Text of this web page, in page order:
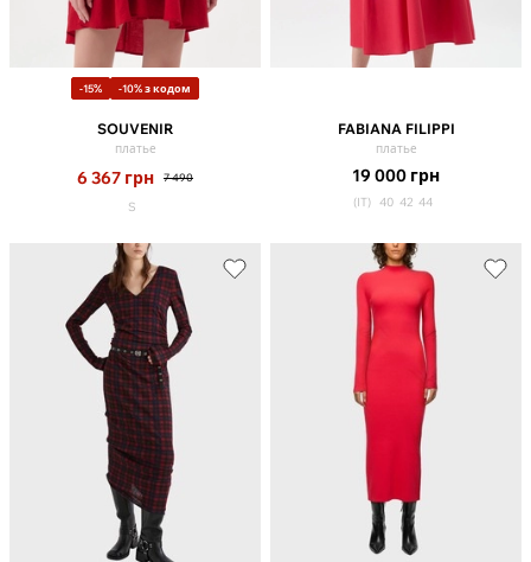
-15% -10% з кодом
SOUVENIR
платье
6 367 грн 7 490
S
FABIANA FILIPPI
платье
19 000 грн
(IT) 40 42 44